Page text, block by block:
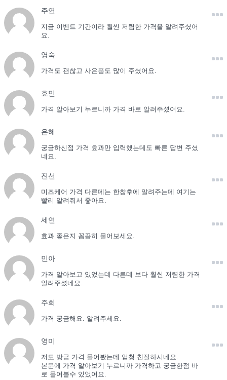
주연
지금 이벤트 기간이라 훨씬 저렴한 가격을 알려주셨어
요.
영숙
가격도 괜찮고 사은품도 많이 주셨어요.
효민
가격 알아보기 누르니까 가격 바로 알려주셨어요.
은혜
궁금하신점 가격 효과만 입력했는데도 빠른 답변 주셨
네요.
진선
미즈케어 가격 다른데는 한참후에 알려주는데 여기는
빨리 알려줘서 좋아요.
세연
효과 좋은지 꼼꼼히 물어보세요.
민아
가격 알아보고 있었는데 다른데 보다 훨씬 저렴한 가격
알려주셨네요.
주희
가격 궁금해요. 알려주세요.
영미
저도 방금 가격 물어봤는데 엄청 친절하시네요.
본문에 가격 알아보기 누르니까 가격하고 궁금한점 바
로 물어볼수 있었어요.